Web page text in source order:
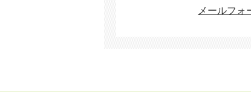
メールフォ